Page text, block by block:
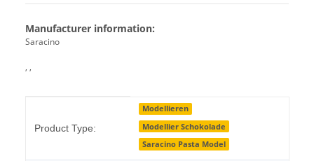
Manufacturer information:
Saracino
, ,
Product Type:
Modellieren
Modellier Schokolade
Saracino Pasta Model